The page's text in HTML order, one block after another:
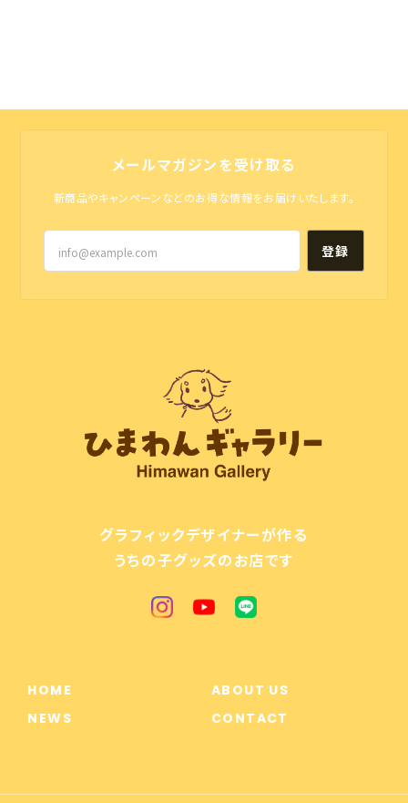
メールマガジンを受け取る
新商品やキャンペーンなどのお得な情報をお届けいたします。
登録
グラフィックデザイナーが作る
うちの子グッズのお店です
HOME
ABOUT US
NEWS
CONTACT